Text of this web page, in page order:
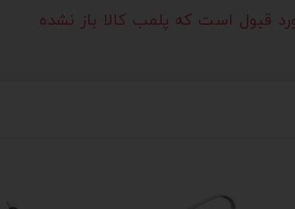
قبول است که پلمب کالا باز نشده